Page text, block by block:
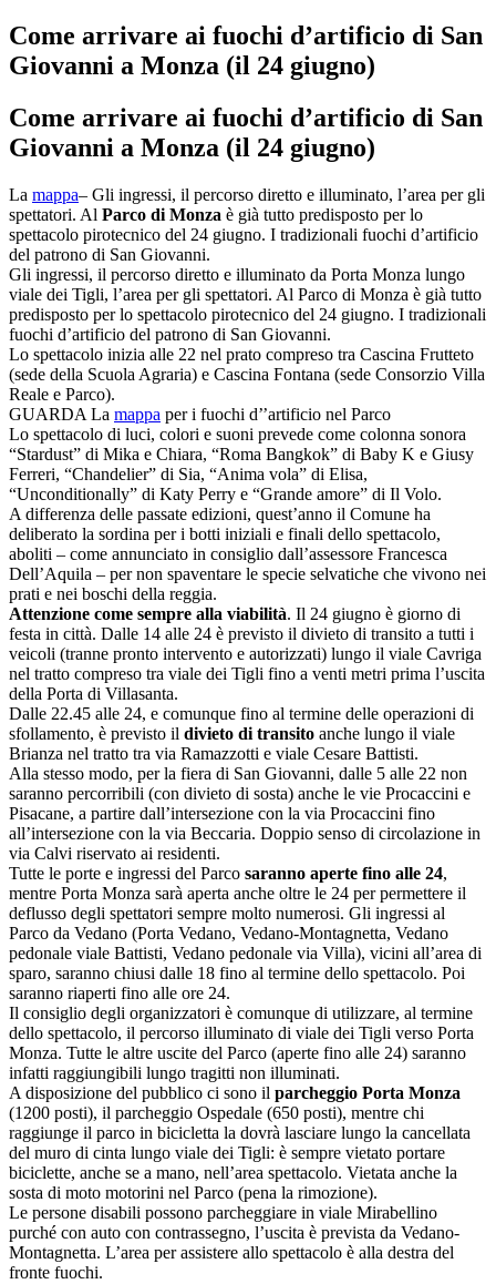
Come arrivare ai fuochi d’artificio di San
Giovanni a Monza (il 24 giugno)
Come arrivare ai fuochi d’artificio di San
Giovanni a Monza (il 24 giugno)
La mappa– Gli ingressi, il percorso diretto e illuminato, l’area per gli
spettatori. Al Parco di Monza è già tutto predisposto per lo
spettacolo pirotecnico del 24 giugno. I tradizionali fuochi d’artificio
del patrono di San Giovanni.
Gli ingressi, il percorso diretto e illuminato da Porta Monza lungo
viale dei Tigli, l’area per gli spettatori. Al Parco di Monza è già tutto
predisposto per lo spettacolo pirotecnico del 24 giugno. I tradizionali
fuochi d’artificio del patrono di San Giovanni.
Lo spettacolo inizia alle 22 nel prato compreso tra Cascina Frutteto
(sede della Scuola Agraria) e Cascina Fontana (sede Consorzio Villa
Reale e Parco).
GUARDA La mappa per i fuochi d’’artificio nel Parco
Lo spettacolo di luci, colori e suoni prevede come colonna sonora
“Stardust” di Mika e Chiara, “Roma Bangkok” di Baby K e Giusy
Ferreri, “Chandelier” di Sia, “Anima vola” di Elisa,
“Unconditionally” di Katy Perry e “Grande amore” di Il Volo.
A differenza delle passate edizioni, quest’anno il Comune ha
deliberato la sordina per i botti iniziali e finali dello spettacolo,
aboliti – come annunciato in consiglio dall’assessore Francesca
Dell’Aquila – per non spaventare le specie selvatiche che vivono nei
prati e nei boschi della reggia.
Attenzione come sempre alla viabilità. Il 24 giugno è giorno di
festa in città. Dalle 14 alle 24 è previsto il divieto di transito a tutti i
veicoli (tranne pronto intervento e autorizzati) lungo il viale Cavriga
nel tratto compreso tra viale dei Tigli fino a venti metri prima l’uscita
della Porta di Villasanta.
Dalle 22.45 alle 24, e comunque fino al termine delle operazioni di
sfollamento, è previsto il divieto di transito anche lungo il viale
Brianza nel tratto tra via Ramazzotti e viale Cesare Battisti.
Alla stesso modo, per la fiera di San Giovanni, dalle 5 alle 22 non
saranno percorribili (con divieto di sosta) anche le vie Procaccini e
Pisacane, a partire dall’intersezione con la via Procaccini fino
all’intersezione con la via Beccaria. Doppio senso di circolazione in
via Calvi riservato ai residenti.
Tutte le porte e ingressi del Parco saranno aperte fino alle 24,
mentre Porta Monza sarà aperta anche oltre le 24 per permettere il
deflusso degli spettatori sempre molto numerosi. Gli ingressi al
Parco da Vedano (Porta Vedano, Vedano-Montagnetta, Vedano
pedonale viale Battisti, Vedano pedonale via Villa), vicini all’area di
sparo, saranno chiusi dalle 18 fino al termine dello spettacolo. Poi
saranno riaperti fino alle ore 24.
Il consiglio degli organizzatori è comunque di utilizzare, al termine
dello spettacolo, il percorso illuminato di viale dei Tigli verso Porta
Monza. Tutte le altre uscite del Parco (aperte fino alle 24) saranno
infatti raggiungibili lungo tragitti non illuminati.
A disposizione del pubblico ci sono il parcheggio Porta Monza
(1200 posti), il parcheggio Ospedale (650 posti), mentre chi
raggiunge il parco in bicicletta la dovrà lasciare lungo la cancellata
del muro di cinta lungo viale dei Tigli: è sempre vietato portare
biciclette, anche se a mano, nell’area spettacolo. Vietata anche la
sosta di moto motorini nel Parco (pena la rimozione).
Le persone disabili possono parcheggiare in viale Mirabellino
purché con auto con contrassegno, l’uscita è prevista da Vedano-
Montagnetta. L’area per assistere allo spettacolo è alla destra del
fronte fuochi.